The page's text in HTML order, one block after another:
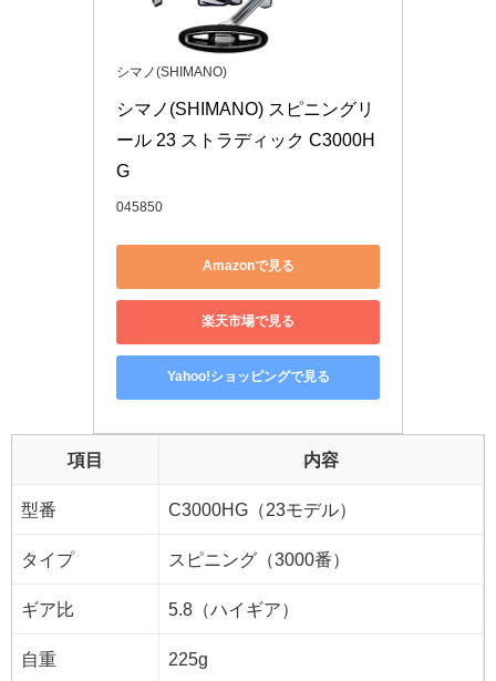
シマノ(SHIMANO)
シマノ(SHIMANO) スピニングリ
ール 23 ストラディック C3000H
G
045850
Amazonで見る
楽天市場で見る
Yahoo!ショッピングで見る
項目 内容
型番 C3000HG（23モデル）
タイプ スピニング（3000番）
ギア比 5.8（ハイギア）
自重 225g